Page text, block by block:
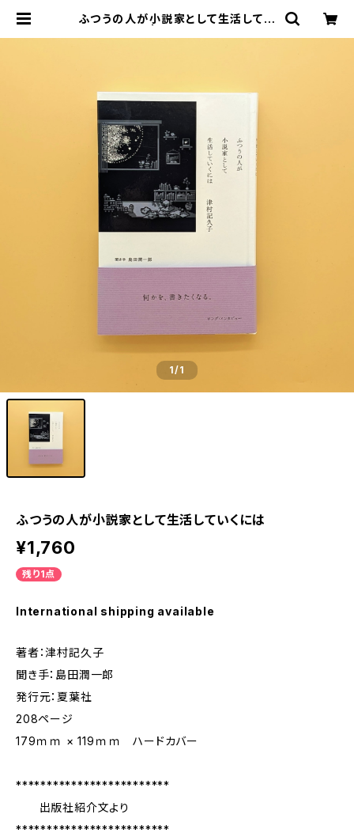
ふつうの人が小説家として生活してい
1/1
ふつうの人が小説家として生活していくには
¥1,760
残り1点
International shipping available
著者：津村記久子
聞き手：島田潤一郎
発行元：夏葉社
208ページ
179ｍｍ × 119ｍｍ ハードカバー
*************************
出版社紹介文より
*************************